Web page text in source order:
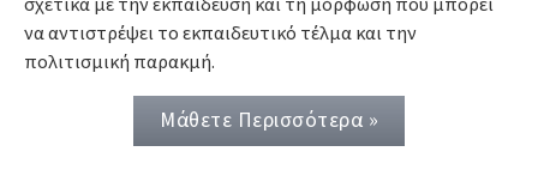
να αντιστρέψει το εκπαιδευτικό τέλμα και την
πολιτισμική παρακμή.
Μάθετε Περισσότερα »